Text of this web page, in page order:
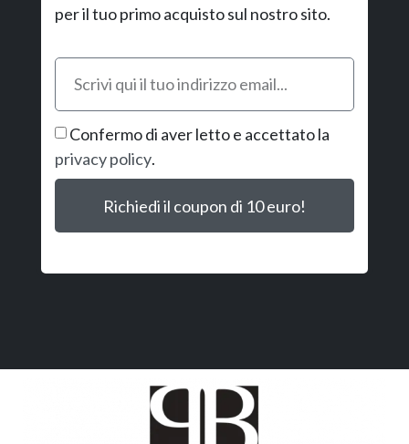
per il tuo primo acquisto sul nostro sito.
Confermo di aver letto e accettato la
privacy policy.
Richiedi il coupon di 10 euro!